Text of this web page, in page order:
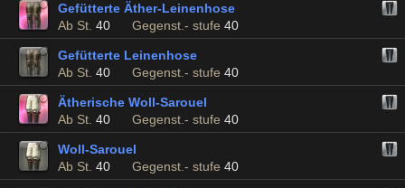
Gefütterte Äther-Leinenhose
Ab St. 40 Gegenst.- stufe 40
Gefütterte Leinenhose
Ab St. 40 Gegenst.- stufe 40
Ätherische Woll-Sarouel
Ab St. 40 Gegenst.- stufe 40
Woll-Sarouel
Ab St. 40 Gegenst.- stufe 40